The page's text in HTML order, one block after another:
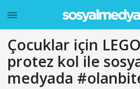
Çocuklar için
protez kol ile
medyada